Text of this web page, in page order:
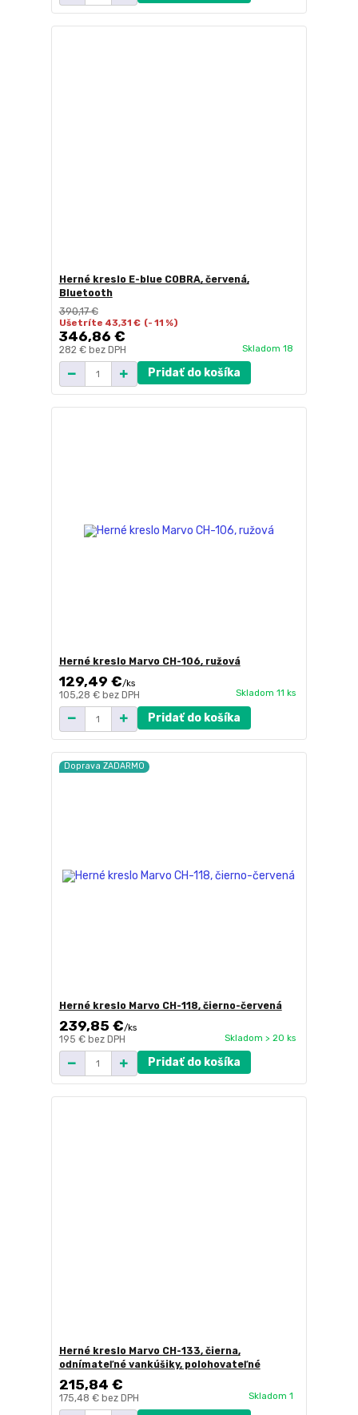
Herné kreslo E-blue COBRA, červená,
Bluetooth
390,17 €
Ušetríte 43,31 € (- 11 %)
346,86 €
282 € bez DPH Skladom 18
Pridať do košíka
Herné kreslo Marvo CH-106, ružová
129,49 €/ks
105,28 € bez DPH Skladom 11 ks
Pridať do košíka
Doprava ZADARMO
Herné kreslo Marvo CH-118, čierno-červená
239,85 €/ks
195 € bez DPH Skladom > 20 ks
Pridať do košíka
Herné kreslo Marvo CH-133, čierna,
odnímateľné vankúšiky, polohovateľné
215,84 €
175,48 € bez DPH Skladom 1